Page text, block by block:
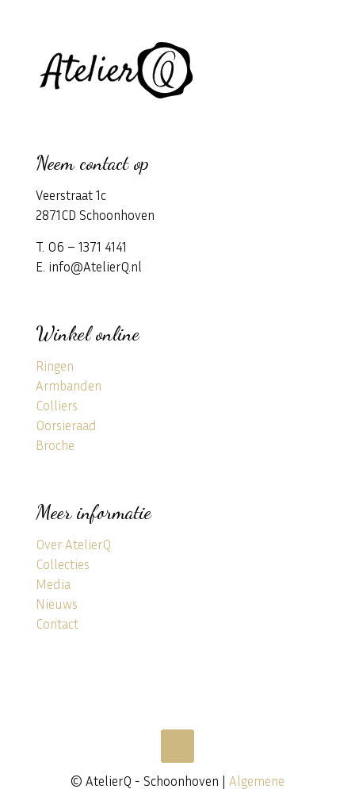
Neem contact op
Veerstraat 1c
2871CD Schoonhoven
T. 06 – 1371 4141
E. info@AtelierQ.nl
Winkel online
Ringen
Armbanden
Colliers
Oorsieraad
Broche
Meer informatie
Over AtelierQ
Collecties
Media
Nieuws
Contact
© AtelierQ - Schoonhoven | Algemene